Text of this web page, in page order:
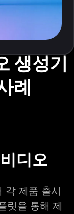
생성기
례
디오
각 제품 출시
릿을 통해 제